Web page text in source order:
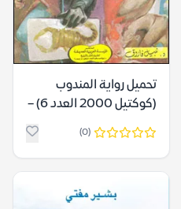
تحميل رواية المندوب
(كوكتيل 2000 العدد 6) –
نبيل فاروق
(0)